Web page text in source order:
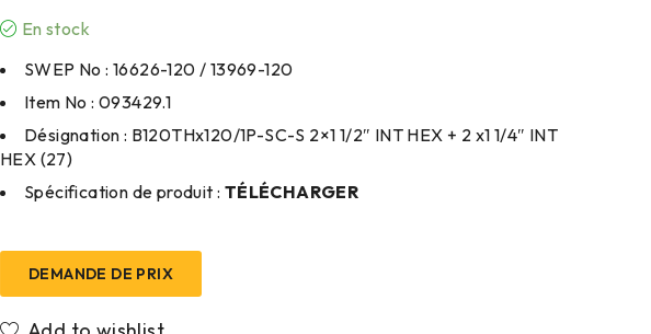
En stock
SWEP No : 16626-120 / 13969-120
Item No : 093429.1
Désignation : B120THx120/1P-SC-S 2×1 1/2″ INT HEX + 2 x1 1/4″ INT
HEX (27)
Spécification de produit : TÉLÉCHARGER
DEMANDE DE PRIX